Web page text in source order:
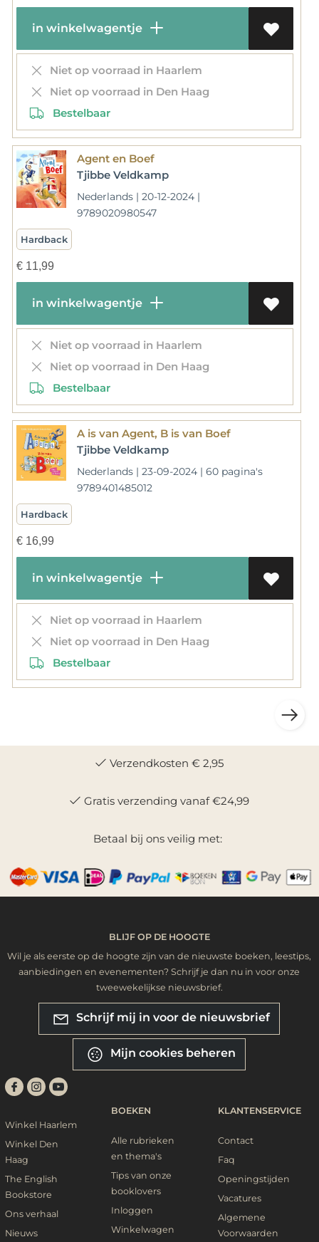
in winkelwagentje
Niet op voorraad in Haarlem
Niet op voorraad in Den Haag
Bestelbaar
Agent en Boef
Tjibbe Veldkamp
Nederlands | 20-12-2024 |
9789020980547
Hardback
€11,99
in winkelwagentje
Niet op voorraad in Haarlem
Niet op voorraad in Den Haag
Bestelbaar
A is van Agent, B is van Boef
Tjibbe Veldkamp
Nederlands | 23-09-2024 | 60 pagina's
9789401485012
Hardback
€16,99
in winkelwagentje
Niet op voorraad in Haarlem
Niet op voorraad in Den Haag
Bestelbaar
Verzendkosten € 2,95
Gratis verzending vanaf €24,99
Betaal bij ons veilig met:
BLIJF OP DE HOOGTE
Wil je als eerste op de hoogte zijn van de nieuwste boeken, leestips,
aanbiedingen en evenementen? Schrijf je dan nu in voor onze
tweewekelijkse nieuwsbrief.
Schrijf mij in voor de nieuwsbrief
Mijn cookies beheren
Winkel Haarlem
Winkel Den
Haag
The English
Bookstore
Ons verhaal
Nieuws
BOEKEN
Alle rubrieken
en thema's
Tips van onze
booklovers
Inloggen
Winkelwagen
KLANTENSERVICE
Contact
Faq
Openingstijden
Vacatures
Algemene
Voorwaarden